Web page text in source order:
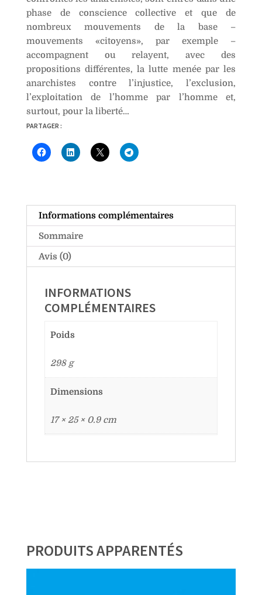
phase de conscience collective et que de
nombreux mouvements de la base –
mouvements «citoyens», par exemple –
accompagnent ou relayent, avec des
propositions différentes, la lutte menée par les
anarchistes contre l’injustice, l’exclusion,
l’exploitation de l’homme par l’homme et,
surtout, pour la liberté…
PARTAGER :
Informations complémentaires
Sommaire
Avis (0)
INFORMATIONS
COMPLÉMENTAIRES
Poids
298 g
Dimensions
17 × 25 × 0.9 cm
PRODUITS APPARENTÉS